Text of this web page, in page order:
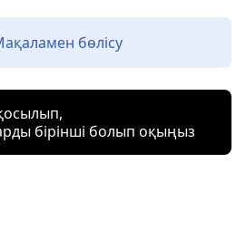
бөлісу
бірінші болып оқыңыз